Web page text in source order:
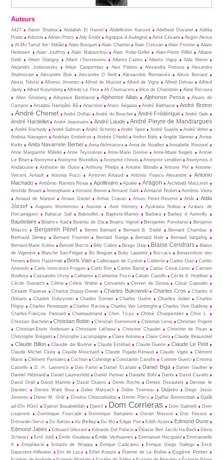
Auteurs
A427 Aaron Shabtai Abdallah El Hamel Abdelkrinm Kassed Adelheid Duvanel
Adélia
Prado
Adonis Adrien Printz Ady Endre Agrippa d Aubigné Aimé Césaire
Akgün Akova
Al-Mu’Tamid Ibn’ Abbâd
Alain Bosquet Alain Chartier Alain Cressan Alain Frontier
Alain
Helissen
Alain Jouffroy Alain Mabanckou Alain Robe-Grillet Alain-Pierre Pilllet
Albane
Gellé
Albert Glatigny Albert t’Serstevens Alberto Caeiro Alberto Irigoy
Alda Merini
Alejandro Jodorowsky
Alejo Carpentier Alex Fleites Alexandra Petrova
Alexandra
Shahrezaie
Alexandre Blok Alexandre O Neill Alexandre Romanès
Alexis Bernaut
Alexis Tolstoï
Alfonso Jimenez Alfred de Musset Alfred de Vigny Alfred Delvau
Alfred
Jarry
Alfred Kreymborg Alfredo Le Pera Ali Chumacero Alice de Chambrier
Aline Recoura
Allen Ginsberg
Aloysius Bertrand Alphonse Allais Alphonse Pensa
Alvaro de
Campos
Amadou Hampâté Bâ Anacréon Anaïs Ségalas André Balthazar André Breton
André Chenet André Delfau André du Bouchet André Frédérique André Gide
André Hardellet André Jeanmaire André Laude André Pieyre de Mandiargues
André Rochedy André Salmon André Schmitz André Spire André Suarès
André Velter
Andrea Navagero
Andréas Embiricos Andrée Chedid Andreï Biély Angèle Vannier
Anise
Koltz
Anita Navarrete Berbel Anna Akhmatova Anna de Noailles
Annabelle Roussel
Anne Marguerite Milleliri
Anne Teyssiéras Anne-Marie Derèse Anne-Marie Kegels
Annie
Le Brun
Anonyme Anonyme Bruxellois Anonyme chinois Anonyme vendéen
Anonymes d
Andalousie
Anthoine de Guise Anthony Phelps Antoine Blondin Antoine Pol
Antoine-
Vincent Arnault
Antonia Pozzi Antonin Artaud António Franco Alexandre
Antonio
Machado
António Ramos Rosa Apollinaire Apulée Aragon
Archibald MacLeish
Aristide Bruant
Aristophane Armand Bemer Armand Gatti Armand Robin
Arménio Vieira
Arnaud de Mareuil
Arnaut Daniel Arthur Cravan Arturo Perez-Reverte Attâr
Attila
József
Augusto Monterroso Ausone Axel Hémery Ayukawa Nobuo
Azalaïs de
Porcairagues
Babacar Sall Babouillec Baptiste-Marrey Barbara Barbey d Aurevilly
Baudelaire Béatrice Kad Beatritz de Dia Beatriz Vignoli Benjamin Fondane
Benjamin
Milazzo
Benjamin Péret Benno Barnard Bernard B. Dadié Bernard Chambaz
Bernard Dimey Bernard Fournier Bernard Nanga Bernard Noël
Bernard Vargaftig
Bernard-Marie Koltès
Bertold Brecht Billy Collins Birago Diop Blaise Cendrars
Blaise
de Vigenère
Blanche Sari-Flégier Bo Breguet Boby Lapointe Boccace
Bonaventure des
Periers
Boris Pasternak Boris Vian Callimaque de Cyrène Cal­derón Carles Diaz
Carlito
Azevedo
Carlo Innocenzo Frugoni Carlo Rim Carlos Barral Carlos César Lenzi
Carmen
Boullosa
Cassandre Urvoy Cathares Catherine Pozzi Cátulo Castillo
Cécile A. Holdban
Cécile Guivarch
Céline Céline Walter Cervantes Cerveri de Girona César Capoulet
Cesare Pavese Chantal Dupuy-Denier Charles Bukowski Charles Cros
Charles d
Orléans
Charles Dobzynski Charles Dornier Charles Guérin Charles Juliet
Charles
Péguy
Charles Pennequin Charles Racine Charles Van Lerberghe
Charles Vion Dalibray
Charles-François Pannard
Chateaubriand Chen Tö-yu Chloé Charpentier
Chris L.
Christian Bachelin
Christian Bobin Christian Dotremont Christian Leroy
Christian Prigent
Christian-Erwin Andersen
Christiane Laïfaoui Christine Chaudet
Christine de Pisan
Christophe Brégaint
Christophe Lacampagne Claire Antoine Claire Ceira Claude Beausoleil
Claude Billon Claude de Burine Claude Estéban Claude Guerre Claude Le Petit
Claude Michel Cluny Claude Mouchard Claude Pujade-Renaud Claude Vigée
Clément
Marot
Clément Pansaers Cochise Coleridge Constantin Cavafis Corinne Guerci
Cristina
Castello
D. H. Lawrence Dan Fante Danaé Ecarlate Daniel Biga Daniel Gaultier
Daniel Hébrard Daniel Laumesfeld Daniel Pennac Danielle Bohr Dante
David Cavallo
David Grall
David Martins Dazaï Osamu Denis Roche Denise Desautels
Denise le
Dantec
Denise Wahl Brua Didier Manyach Didier Trumeau Didjeko
Diego Jesús
Jiménez
Dieter M. Gräf Dìmitra Christodoùlou Dimitri Porcu Djaffar Benmesbah
Djalâl
ad-Dîn Rûmî
Djamel Bouabdellah Djamīl Dom Corrieras Dom Gabrielli
Dom
Loupvent
Dominique Fourcade Dominique Sampiero Dorian Masson
Dos Passos
Drimaraki-Servò
Du Bartas du Bellay Du Mu Edgar Poe Edith Azam
Edmond Dune
Edmond Jabès
Edouard Glissant Eduardo Del Palacio Éléazar Ben Jacob Ha-Bavli
Elena
Schwarz
Emil Juliš Émile Goudeau Émile Verhaeren Emmanuel Hocquard
Emmanuelle
K
Empédocle Enfants de Woippy Enrique Cadicamo Enrique Diego Gallego
Erick
Gaussens-Hillwater
Erri de Luca Ethel Krauze Étienne de La Boétie Eugène Pottier